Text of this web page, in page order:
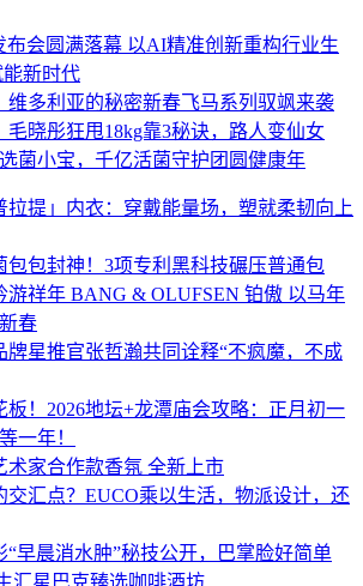
布会圆满落幕 以AI精准创新重构行业生
新时代
维多利亚的秘密新春飞马系列驭飒来袭
毛晓彤狂甩18kg靠3秘诀，路人变仙女
菌小宝，千亿活菌守护团圆健康年
拉提」内衣：穿戴能量场，塑就柔韧向上
包包封神！3项专利黑科技碾压普通包
游祥年 BANG & OLUFSEN 铂傲 以马年
春
牌星推官张哲瀚共同诠释“不疯魔，不成
板！2026地坛+龙潭庙会攻略：正月初一
一年！
术家合作款香氛 全新上市
交汇点？EUCO乘以生活，物派设计，还
“早晨消水肿”秘技公开，巴掌脸好简单